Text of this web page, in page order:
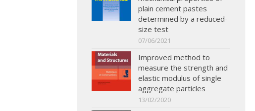
plain cement pastes
determined by a reduced-
size test
07/06/2021
Improved method to
measure the strength and
elastic modulus of single
aggregate particles
13/02/2020